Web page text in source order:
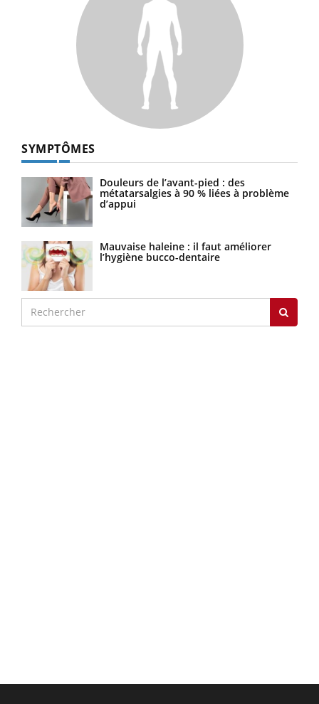
SYMPTÔMES
Douleurs de l’avant-pied : des
métatarsalgies à 90 % liées à problème
d’appui
Mauvaise haleine : il faut améliorer
l’hygiène bucco-dentaire